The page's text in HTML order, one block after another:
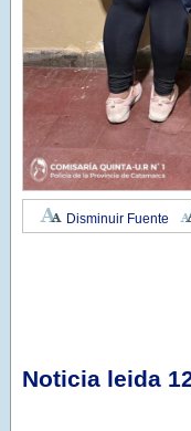
Disminuir Fuente
Noticia leida